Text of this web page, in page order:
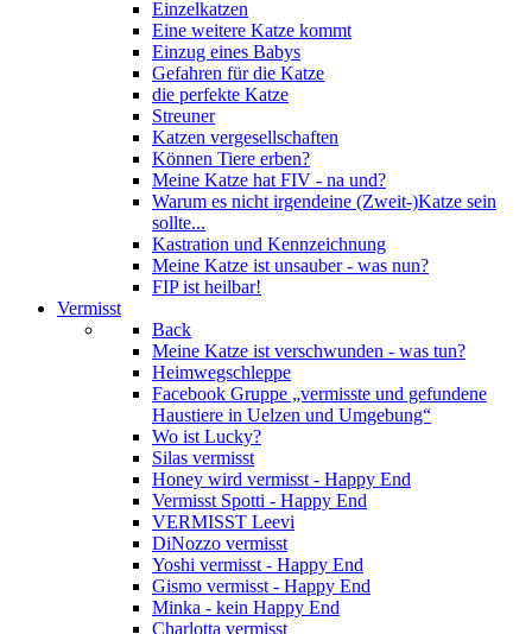
Einzelkatzen
Eine weitere Katze kommt
Einzug eines Babys
Gefahren für die Katze
die perfekte Katze
Streuner
Katzen vergesellschaften
Können Tiere erben?
Meine Katze hat FIV - na und?
Warum es nicht irgendeine (Zweit-)Katze sein
sollte...
Kastration und Kennzeichnung
Meine Katze ist unsauber - was nun?
FIP ist heilbar!
Vermisst
Back
Meine Katze ist verschwunden - was tun?
Heimwegschleppe
Facebook Gruppe „vermisste und gefundene
Haustiere in Uelzen und Umgebung“
Wo ist Lucky?
Silas vermisst
Honey wird vermisst - Happy End
Vermisst Spotti - Happy End
VERMISST Leevi
DiNozzo vermisst
Yoshi vermisst - Happy End
Gismo vermisst - Happy End
Minka - kein Happy End
Charlotta vermisst